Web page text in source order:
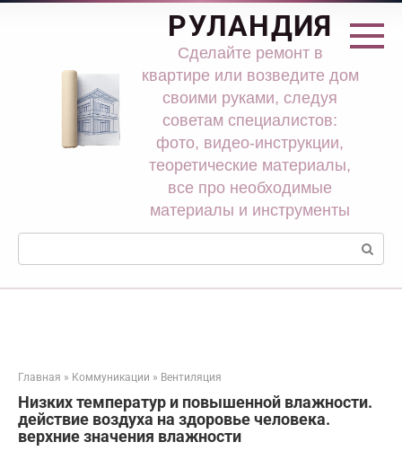
Перейти
РУЛАНДИЯ
Сделайте ремонт в
квартире или возведите дом
своими руками, следуя
советам специалистов:
фото, видео-инструкции,
теоретические материалы,
все про необходимые
материалы и инструменты
Поиск:
Главная » Коммуникации » Вентиляция
Низких температур и повышенной влажности.
действие воздуха на здоровье человека.
верхние значения влажности